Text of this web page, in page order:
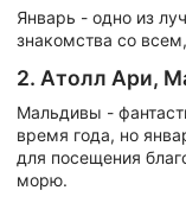
Январь - одно из
знакомства со
2. Атолл Ари,
Мальдивы -
время года, но
для посещения
морю.